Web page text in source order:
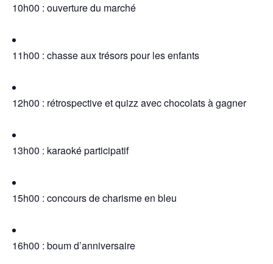
10h00 : ouverture du marché
11h00 : chasse aux trésors pour les enfants
12h00 : rétrospective et quizz avec chocolats à gagner
13h00 : karaoké participatif
15h00 : concours de charisme en bleu
16h00 : boum d’anniversaire